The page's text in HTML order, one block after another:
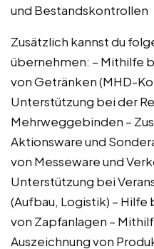
und Bestandskontrollen
Zusätzlich kannst du
übernehmen: – Mithilfe
von Getränken (MHD-
Unterstützung bei der
Mehrweggebinden –
Aktionsware und
von Messeware und
Unterstützung bei
(Aufbau, Logistik) –
von Zapfanlagen –
Auszeichnung von